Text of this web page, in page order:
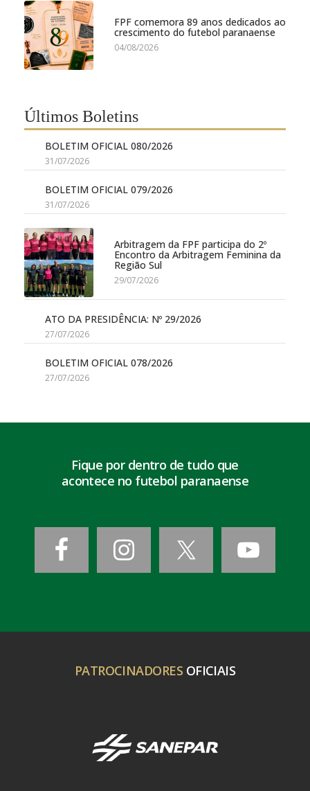
FPF comemora 89 anos dedicados ao
crescimento do futebol paranaense
04/08/2026
Últimos Boletins
BOLETIM OFICIAL 080/2026
31/07/2026
BOLETIM OFICIAL 079/2026
31/07/2026
Arbitragem da FPF participa do 2º
Encontro da Arbitragem Feminina da
Região Sul
29/07/2026
ATO DA PRESIDÊNCIA: Nº 29/2026
27/07/2026
BOLETIM OFICIAL 078/2026
27/07/2026
Fique por dentro de tudo que
acontece no futebol paranaense
PATROCINADORES OFICIAIS